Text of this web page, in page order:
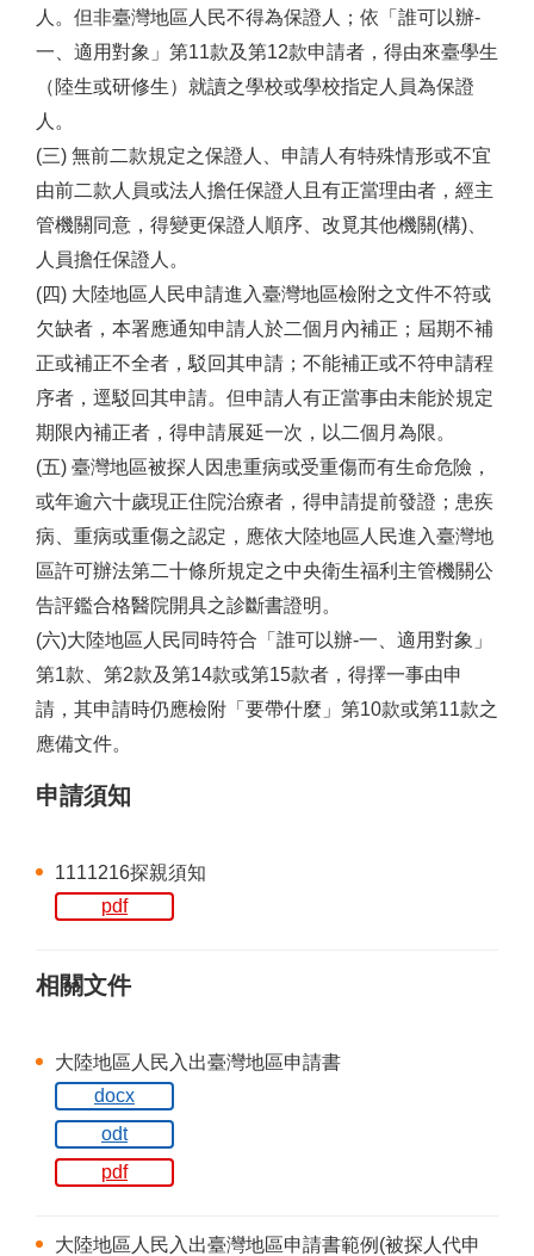
人。但非臺灣地區人民不得為保證人；依「誰可以辦-
一、適用對象」第11款及第12款申請者，得由來臺學生
（陸生或研修生）就讀之學校或學校指定人員為保證
人。
(三) 無前二款規定之保證人、申請人有特殊情形或不宜
由前二款人員或法人擔任保證人且有正當理由者，經主
管機關同意，得變更保證人順序、改覓其他機關(構)、
人員擔任保證人。
(四) 大陸地區人民申請進入臺灣地區檢附之文件不符或
欠缺者，本署應通知申請人於二個月內補正；屆期不補
正或補正不全者，駁回其申請；不能補正或不符申請程
序者，逕駁回其申請。但申請人有正當事由未能於規定
期限內補正者，得申請展延一次，以二個月為限。
(五) 臺灣地區被探人因患重病或受重傷而有生命危險，
或年逾六十歲現正住院治療者，得申請提前發證；患疾
病、重病或重傷之認定，應依大陸地區人民進入臺灣地
區許可辦法第二十條所規定之中央衛生福利主管機關公
告評鑑合格醫院開具之診斷書證明。
(六)大陸地區人民同時符合「誰可以辦-一、適用對象」
第1款、第2款及第14款或第15款者，得擇一事由申
請，其申請時仍應檢附「要帶什麼」第10款或第11款之
應備文件。
申請須知
1111216探親須知
pdf
相關文件
大陸地區人民入出臺灣地區申請書
docx
odt
pdf
大陸地區人民入出臺灣地區申請書範例(被探人代申